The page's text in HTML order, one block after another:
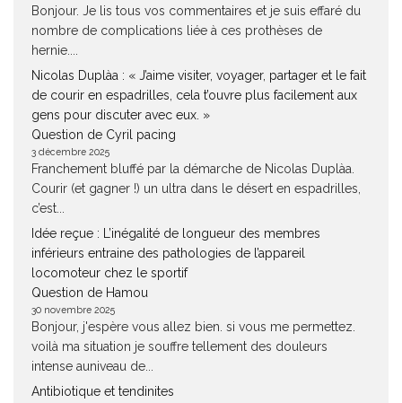
Bonjour. Je lis tous vos commentaires et je suis effaré du
nombre de complications liée à ces prothèses de
hernie....
Nicolas Duplàa : « J’aime visiter, voyager, partager et le fait
de courir en espadrilles, cela t’ouvre plus facilement aux
gens pour discuter avec eux. »
Question de Cyril pacing
3 décembre 2025
Franchement bluffé par la démarche de Nicolas Duplàa.
Courir (et gagner !) un ultra dans le désert en espadrilles,
c’est...
Idée reçue : L’inégalité de longueur des membres
inférieurs entraine des pathologies de l’appareil
locomoteur chez le sportif
Question de Hamou
30 novembre 2025
Bonjour, j'espère vous allez bien. si vous me permettez.
voilà ma situation je souffre tellement des douleurs
intense auniveau de...
Antibiotique et tendinites